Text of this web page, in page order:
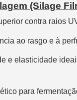
(Silage
contra raios
ao rasgo e à
e elasticidade
para